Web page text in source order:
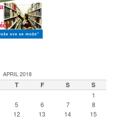
APRIL 2018
T F S S
1
5 6 7
8
12 13 14
15